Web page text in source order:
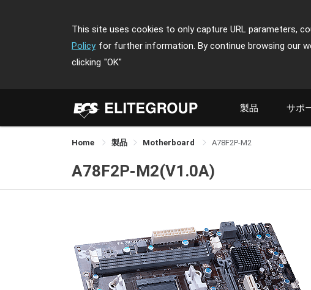
This site uses cookies to only capture URL parameters,
Policy for further information. By continue browsing our
clicking "OK"
製品 サポ
Home 製品 Motherboard A78F2P-M2
A78F2P-M2(V1.0A)